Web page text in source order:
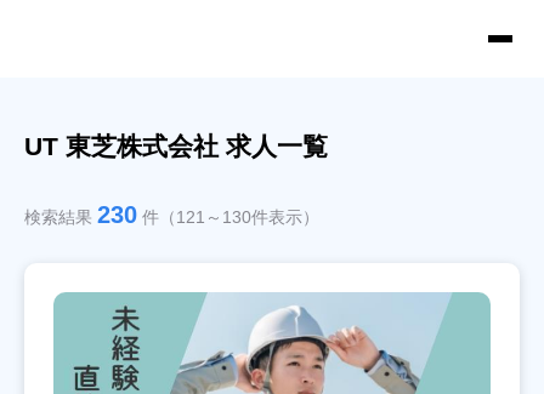
UT 東芝株式会社 求人一覧
検索結果 230 件（121～130件表示）